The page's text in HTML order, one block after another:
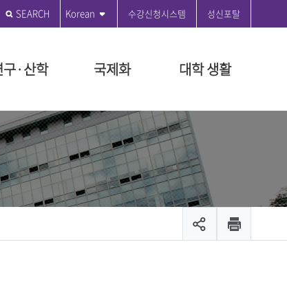
SEARCH Korean 수강신청시스템 성신포탈
성신발자취
연혁
설립자 연표
전문대학원
융합보안전문대학원
특수대학원
교육대학원
융합산업대학원
뷰티융합대학원
문화산업예술대학원
안내
안내
등록금 안내
등록금 시행세칙 안내
등록금 납부안내
등록금 반환기준 안내
교육비 납입증명서 안내
구·산학
연구윤리센터
국제화
국제교육원
대학 생활
설 성신커뮤니티
공지사항
수정대
온라인 민원
서식 자료실